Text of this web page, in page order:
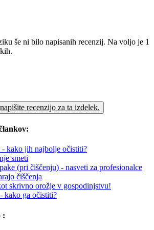
še ni bilo napisanih recenzij. Na voljo je 1
recenzijo za ta izdelek.
kako jih najbolje očistiti?
smeti
(pri čiščenju) - nasveti za profesionalce
čiščenja
skrivno orožje v gospodinjstvu!
kako ga očistiti?
: